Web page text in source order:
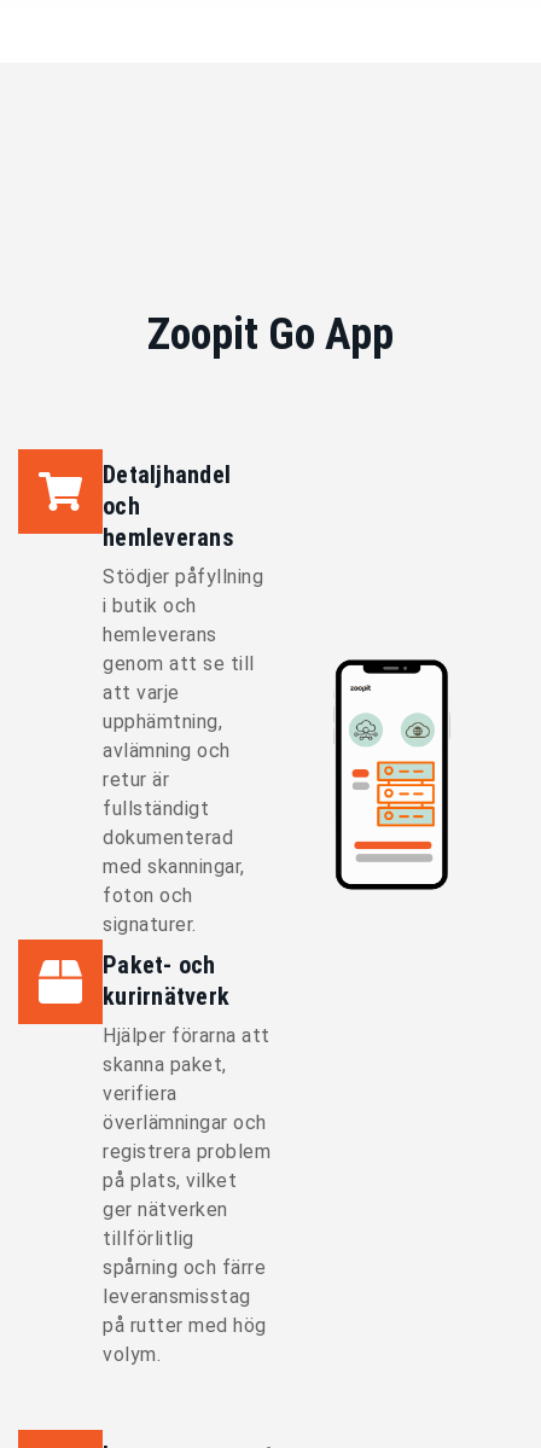
Zoopit Go App
Detaljhandel
och
hemleverans
Stödjer påfyllning
i butik och
hemleverans
genom att se till
att varje
upphämtning,
avlämning och
retur är
fullständigt
dokumenterad
med skanningar,
foton och
signaturer.
Paket- och
kurirnätverk
Hjälper förarna att
skanna paket,
verifiera
överlämningar och
registrera problem
på plats, vilket
ger nätverken
tillförlitlig
spårning och färre
leveransmisstag
på rutter med hög
volym.